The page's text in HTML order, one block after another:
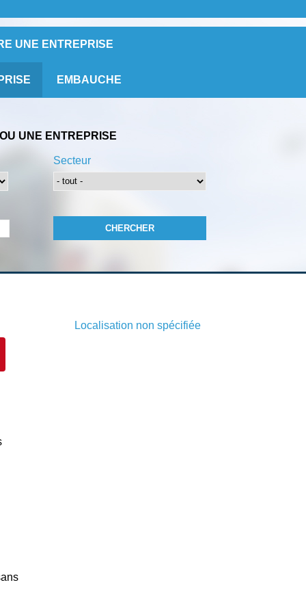
UNE ENTREPRISE
EMBAUCHE
UNE ENTREPRISE
Secteur
Localisation non spécifiée